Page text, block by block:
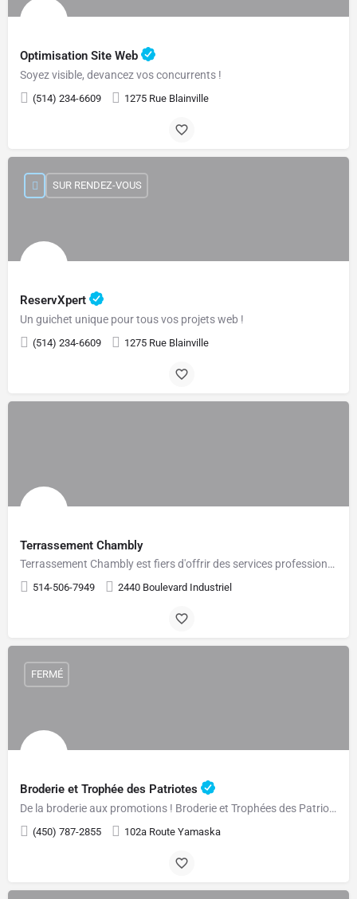
Optimisation Site Web
Soyez visible, devancez vos concurrents !
(514) 234-6609 1275 Rue Blainville
ReservXpert
Un guichet unique pour tous vos projets web !
(514) 234-6609 1275 Rue Blainville
SUR RENDEZ-VOUS
Terrassement Chambly
Terrassement Chambly est fiers d'offrir des services professionnels de terrassement pour les projets…
514-506-7949 2440 Boulevard Industriel
Broderie et Trophée des Patriotes
De la broderie aux promotions ! Broderie et Trophées des Patriotes vous offre des services de broderie, de…
(450) 787-2855 102a Route Yamaska
FERMÉ